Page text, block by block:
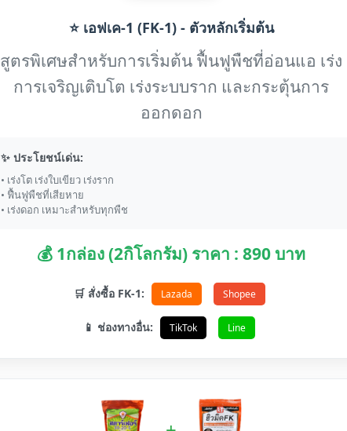
⭐ เอฟเค-1 (FK-1) - ตัวหลักเริ่มต้น
สูตรพิเศษสำหรับการเริ่มต้น ฟื้นฟูพืชที่อ่อนแอ เร่ง
การเจริญเติบโต เร่งระบบราก และกระตุ้นการ
ออกดอก
✨ ประโยชน์เด่น:
• เร่งโต เร่งใบเขียว เร่งราก
• ฟื้นฟูพืชที่เสียหาย
• เร่งดอก เหมาะสำหรับทุกพืช
💰 1กล่อง (2กิโลกรัม) ราคา : 890 บาท
🛒 สั่งซื้อ FK-1: Lazada Shopee
📱 ช่องทางอื่น: TikTok Line